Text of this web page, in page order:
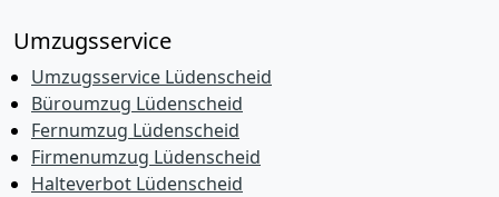
Umzugsservice
Umzugsservice Lüdenscheid
Büroumzug Lüdenscheid
Fernumzug Lüdenscheid
Firmenumzug Lüdenscheid
Halteverbot Lüdenscheid